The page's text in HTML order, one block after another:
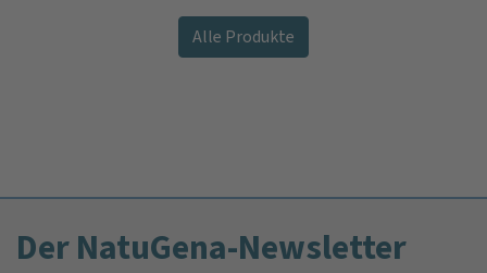
Alle Produkte
Der NatuGena-Newsletter